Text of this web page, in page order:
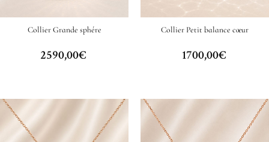
Collier Grande sphére
2590,00€
Collier Petit balance cœur
1700,00€